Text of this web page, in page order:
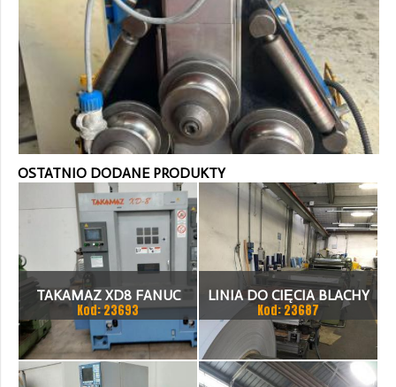
OSTATNIO DODANE PRODUKTY
TAKAMAZ XD8 FANUC
21ITA TOKARKA CNC
Kod: 23693
LINIA DO CIĘCIA BLACHY
1.500 X 1,5 (2,5) MM
Kod: 23687